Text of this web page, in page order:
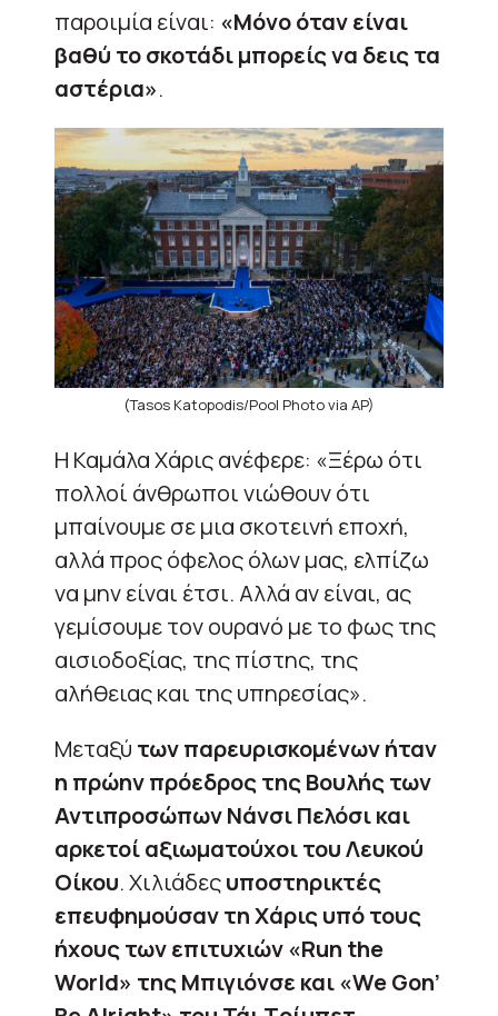
παροιμία είναι: «Μόνο όταν είναι
βαθύ το σκοτάδι μπορείς να δεις τα
αστέρια».
(Tasos Katopodis/Pool Photo via AP)
Η Καμάλα Χάρις ανέφερε: «Ξέρω ότι
πολλοί άνθρωποι νιώθουν ότι
μπαίνουμε σε μια σκοτεινή εποχή,
αλλά προς όφελος όλων μας, ελπίζω
να μην είναι έτσι. Αλλά αν είναι, ας
γεμίσουμε τον ουρανό με το φως της
αισιοδοξίας, της πίστης, της
αλήθειας και της υπηρεσίας».
Μεταξύ των παρευρισκομένων ήταν
η πρώην πρόεδρος της Βουλής των
Αντιπροσώπων Νάνσι Πελόσι και
αρκετοί αξιωματούχοι του Λευκού
Οίκου. Χιλιάδεςυποστηρικτές
επευφημούσαν τη Χάρις υπό τους
ήχους των επιτυχιών «Run the
World» της Μπιγιόνσε και «We Gon’